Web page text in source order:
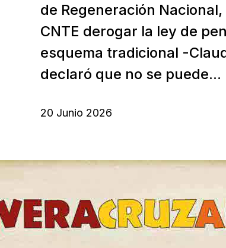
de Regeneración
CNTE derogar la ley de
esquema tradicional -
declaró que no se puede...
20 Junio 2026